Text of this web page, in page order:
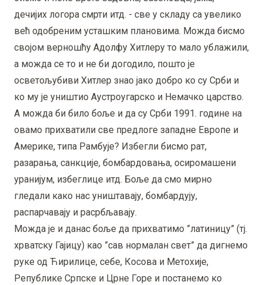
дечијих логора смрти итд. - све у складу са увелико
већ одобреним усташким плановима. Можда бисмо
својом верношћу Адолфу Хитлеру то мало ублажили,
а можда се то и не би догодило, пошто је
осветољубиви Хитлер знао јако добро ко су Срби и
ко му је уништио Аустроугарско и Немачко царство.
А можда би било боље и да су Срби 1991. године на
овамо прихватили све предлоге западне Европе и
Америке, типа Рамбује? Избегли бисмо рат,
разарања, санкције, бомбардовања, осиромашени
уранијум, избеглице итд. Боље да смо мирно
гледали како нас уништавају, бомбардују,
распарчавају и расрбљавају.
Можда је и данас боље да прихватимо ”латиницу” (тј.
хрватску Гајицу) као ”сав нормалан свет” да дигнемо
руке од Ћирилице, себе, Косова и Метохије,
Републике Српске и Црне Горе и постанемо ко